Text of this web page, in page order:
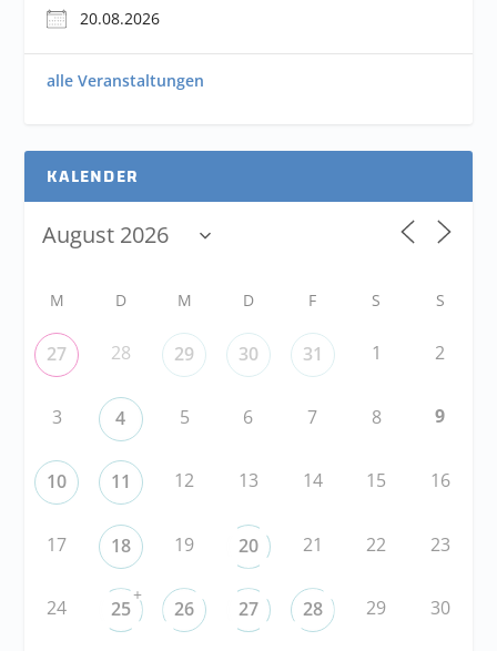
20.08.2026
alle Veranstaltungen
KALENDER
M D M D F S S
27 28 29 30 31 1 2
3 4 5 6 7 8 9
10 11 12 13 14 15 16
17 18 19 20 21 22 23
24 25
+
26 27 28 29 30